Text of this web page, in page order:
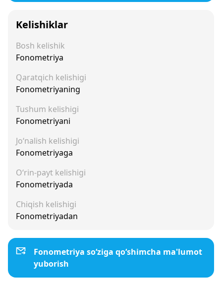
Kelishiklar
Bosh kelishik
Fonometriya
Qaratqich kelishigi
Fonometriyaning
Tushum kelishigi
Fonometriyani
Jo‘nalish kelishigi
Fonometriyaga
O‘rin-payt kelishigi
Fonometriyada
Chiqish kelishigi
Fonometriyadan
Fonometriya so‘ziga qo‘shimcha ma'lumot
yuborish